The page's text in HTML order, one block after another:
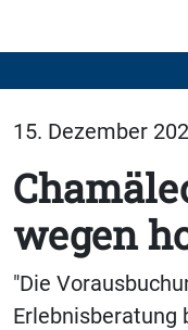
15. Dezember
wegen
"Die
Erlebnisberatung